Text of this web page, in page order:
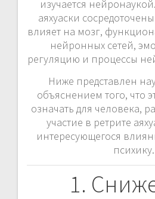
изучается
аяхуаски
влияет на мозг,
нейронных сетей,
регуляцию и процессы
Ниже представлен
объяснением того, что
означать для человека,
участие в ретрите
интересующегося
психику.
1.
я
п
п